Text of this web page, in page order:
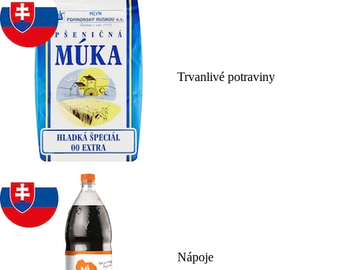
Trvanlivé potraviny
Nápoje